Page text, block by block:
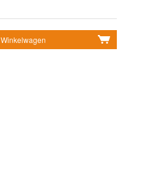
Winkelwagen